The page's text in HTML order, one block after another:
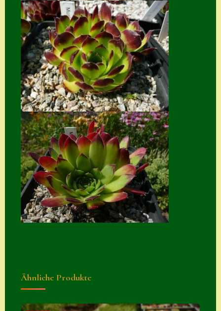
Versand von
Semps
Warenkorb
Warenkorb
Widerrufsbelehru
ng
Zahlung
Zahlungs- &
Versandinfos
Zubehör
Zubehör
Ähnliche Produkte